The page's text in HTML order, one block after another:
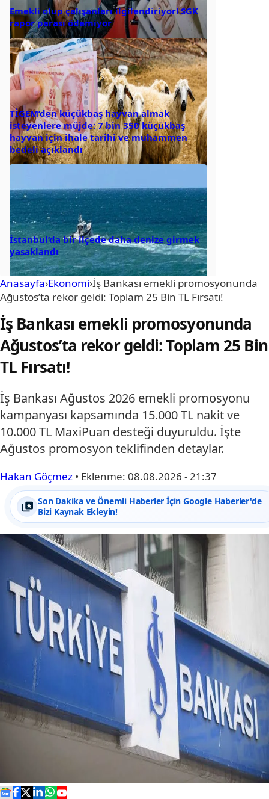
Emekli olup çalışanları ilgilendiriyor! SGK
rapor parası ödemiyor
TİGEM’den küçükbaş hayvan almak
isteyenlere müjde: 7 bin 350 küçükbaş
hayvan için ihale tarihi ve muhammen
bedeli açıklandı
İstanbul’da bir ilçede daha denize girmek
yasaklandı
Anasayfa›Ekonomi›İş Bankası emekli promosyonunda
Ağustos’ta rekor geldi: Toplam 25 Bin TL Fırsatı!
İş Bankası emekli promosyonunda
Ağustos’ta rekor geldi: Toplam 25 Bin
TL Fırsatı!
İş Bankası Ağustos 2026 emekli promosyonu
kampanyası kapsamında 15.000 TL nakit ve
10.000 TL MaxiPuan desteği duyuruldu. İşte
Ağustos promosyon teklifinden detaylar.
Hakan Göçmez • Eklenme: 08.08.2026 - 21:37
Son Dakika ve Önemli Haberler İçin Google Haberler'de
Bizi Kaynak Ekleyin!